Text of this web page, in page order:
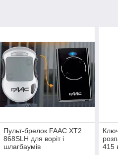
Пульт-брелок FAAC XT2
868SLH для воріт і
шлагбаумів
415